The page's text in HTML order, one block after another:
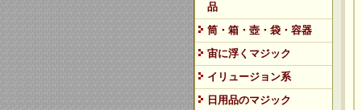
品
筒・箱・壺・袋・容器
宙に浮くマジック
イリュージョン系
日用品のマジック